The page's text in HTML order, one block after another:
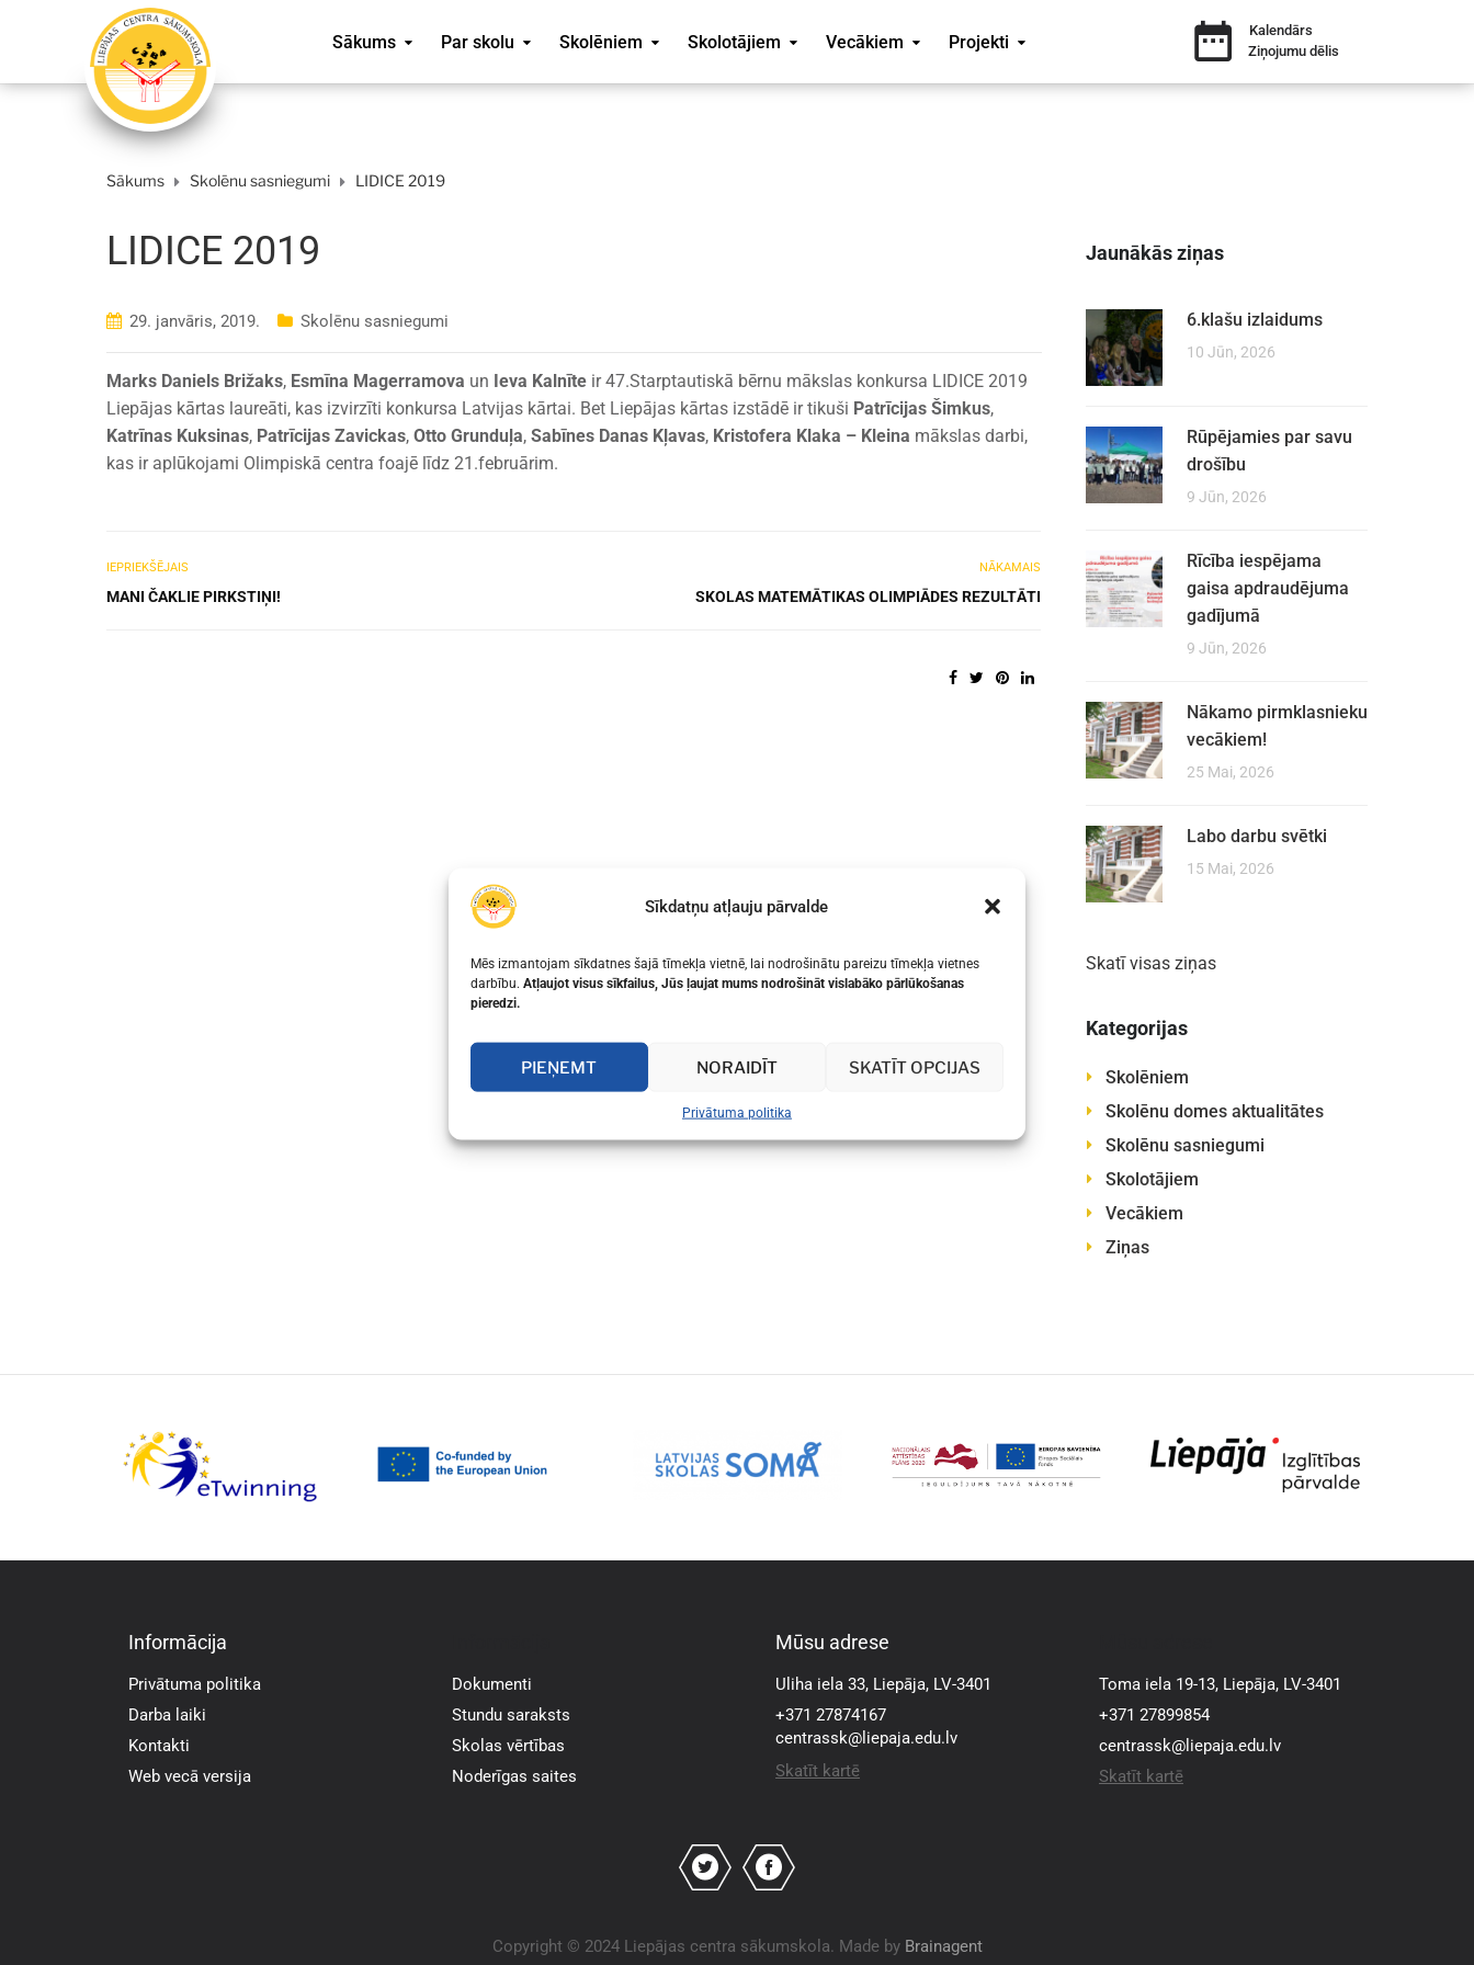
Sīkdatņu atļauju pārvalde
Mēs izmantojam sīkdatnes šajā tīmekļa vietnē, lai nodrošinātu pareizu tīmekļa vietnes
darbību. Atļaujot visus sīkfailus, Jūs ļaujat mums nodrošināt vislabāko pārlūkošanas
pieredzi.
PIEŅEMT NORAIDĪT SKATĪT OPCIJAS
Privātuma politika
Sākums Par skolu Skolēniem Skolotājiem Vecākiem Projekti
Kalendārs
Ziņojumu dēlis
Sākums Skolēnu sasniegumi LIDICE 2019
LIDICE 2019
29. janvāris, 2019. Skolēnu sasniegumi
Marks Daniels Brižaks, Esmīna Magerramova un Ieva Kalnīte ir 47.Starptautiskā bērnu mākslas konkursa LIDICE 2019
Liepājas kārtas laureāti, kas izvirzīti konkursa Latvijas kārtai. Bet Liepājas kārtas izstādē ir tikuši Patrīcijas Šimkus,
Katrīnas Kuksinas, Patrīcijas Zavickas, Otto Grunduļa, Sabīnes Danas Kļavas, Kristofera Klaka – Kleina mākslas darbi,
kas ir aplūkojami Olimpiskā centra foajē līdz 21.februārim.
IEPRIEKŠĒJAIS
MANI ČAKLIE PIRKSTIŅI!
NĀKAMAIS
SKOLAS MATEMĀTIKAS OLIMPIĀDES REZULTĀTI
Jaunākās ziņas
6.klašu izlaidums
10 Jūn, 2026
Rūpējamies par savu
drošību
9 Jūn, 2026
Rīcība iespējama
gaisa apdraudējuma
gadījumā
9 Jūn, 2026
Nākamo pirmklasnieku
vecākiem!
25 Mai, 2026
Labo darbu svētki
15 Mai, 2026
Skatī visas ziņas
Kategorijas
Skolēniem
Skolēnu domes aktualitātes
Skolēnu sasniegumi
Skolotājiem
Vecākiem
Ziņas
Informācija
Privātuma politika
Darba laiki
Kontakti
Web vecā versija
Dokumenti
Stundu saraksts
Skolas vērtības
Noderīgas saites
Mūsu adrese
Uliha iela 33, Liepāja, LV-3401
+371 27874167
centrassk@liepaja.edu.lv
Skatīt kartē
Toma iela 19-13, Liepāja, LV-3401
+371 27899854
centrassk@liepaja.edu.lv
Skatīt kartē
Copyright © 2024 Liepājas centra sākumskola. Made by Brainagent